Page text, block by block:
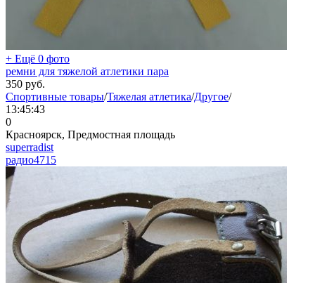
+ Ещё 0 фото
ремни для тяжелой атлетики пара
350 руб.
Спортивные товары/Тяжелая атлетика/Другое/
13:45:43
0
Красноярск, Предмостная площадь
superradist
радио4715